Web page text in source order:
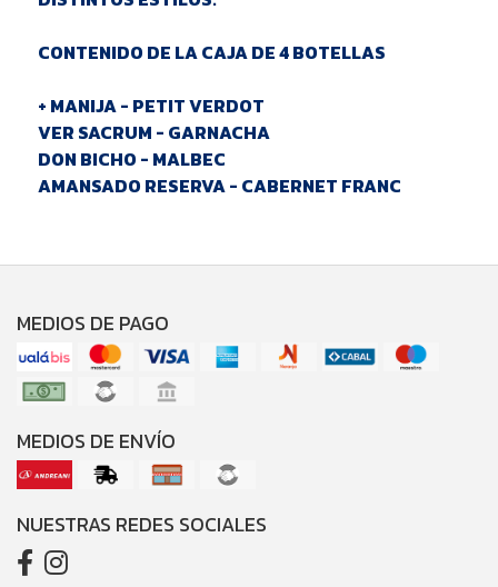
CONTENIDO DE LA CAJA DE 4 BOTELLAS
+ MANIJA - PETIT VERDOT
VER SACRUM - GARNACHA
DON BICHO - MALBEC
AMANSADO RESERVA - CABERNET FRANC
MEDIOS DE PAGO
MEDIOS DE ENVÍO
NUESTRAS REDES SOCIALES